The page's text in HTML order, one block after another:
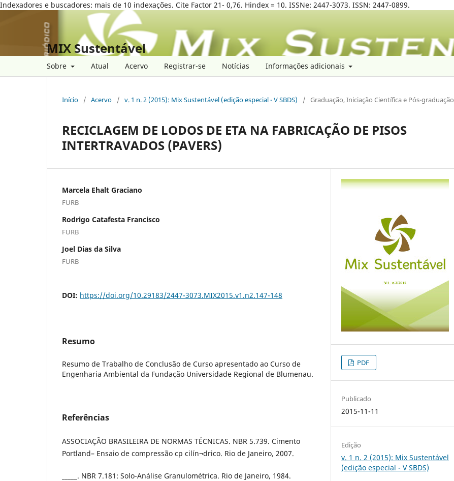
Indexadores e buscadores: mais de 10 indexações. Cite Factor 21- 0,76. Hindex = 10. ISSNe: 2447-3073. ISSN: 2447-0899.
MIX Sustentável
Sobre Atual Acervo Registrar-se Notícias Informações adicionais
Início / Acervo / v. 1 n. 2 (2015): Mix Sustentável (edição especial - V SBDS) / Graduação, Iniciação Científica e Pós-graduação
RECICLAGEM DE LODOS DE ETA NA FABRICAÇÃO DE PISOS
INTERTRAVADOS (PAVERS)
Marcela Ehalt Graciano
FURB
Rodrigo Catafesta Francisco
FURB
Joel Dias da Silva
FURB
DOI: https://doi.org/10.29183/2447-3073.MIX2015.v1.n2.147-148
Resumo
Resumo de Trabalho de Conclusão de Curso apresentado ao Curso de
Engenharia Ambiental da Fundação Universidade Regional de Blumenau.
Referências
ASSOCIAÇÃO BRASILEIRA DE NORMAS TÉCNICAS. NBR 5.739. Cimento
Portland– Ensaio de compressão cp cilín¬drico. Rio de Janeiro, 2007.
_____. NBR 7.181: Solo-Análise Granulométrica. Rio de Janeiro, 1984.
PDF
Publicado
2015-11-11
Edição
v. 1 n. 2 (2015): Mix Sustentável
(edição especial - V SBDS)